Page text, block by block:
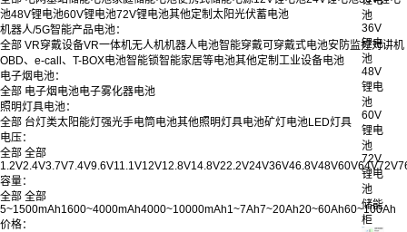
池
36V
锂电
池
48V
锂电
池
60V
锂电
池
72V
锂电
池
储能
柜
池48V锂电池60V锂电池72V锂电池其他定制 太阳光伏蓄电池
机器人/5G智能产品电池：
全部 VR穿戴设备VR一体机无人机机器人电池智能穿戴可穿戴式电池安防监控对讲机
OBD、e-call、T-BOX电池智能锁智能家居等电池其他定制 工业设备电池
电子烟电池：
全部 电子烟电池电子雾化器电池
照明灯具电池：
全部 台灯类太阳能灯 强光手电筒电池其他照明灯具电池矿灯电池LED灯具
电压：
全部 全部
1.2V2.4V3.7V7.4V9.6V11.1V12V12.8V14.8V22.2V24V36V46.8V48V60V64V72V
容量：
全部 全部
5~1500mAh1600~4000mAh4000~10000mAh1~7Ah7~20Ah20~60Ah60~100Ah
价格：